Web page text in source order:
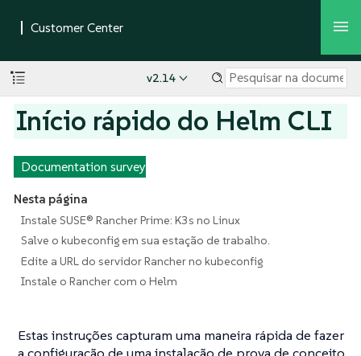
v2.14
Início rápido do Helm CLI
Documentation survey
Nesta página
Instale SUSE® Rancher Prime: K3s no Linux
Salve o kubeconfig em sua estação de trabalho.
Edite a URL do servidor Rancher no kubeconfig
Instale o Rancher com o Helm
Estas instruções capturam uma maneira rápida de fazer